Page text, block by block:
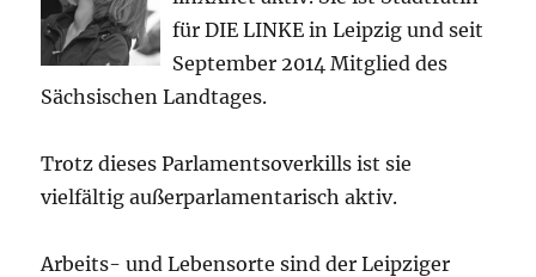
für DIE LINKE in Leipzig und seit
September 2014 Mitglied des
Sächsischen Landtages.
Trotz dieses Parlamentsoverkills ist sie
vielfältig außerparlamentarisch aktiv.
Arbeits- und Lebensorte sind der Leipziger